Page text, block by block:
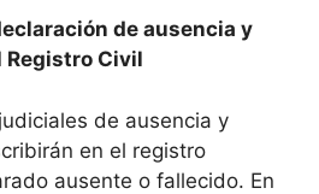
de ausencia y
Civil
de ausencia y
en el registro
ausente o fallecido. En